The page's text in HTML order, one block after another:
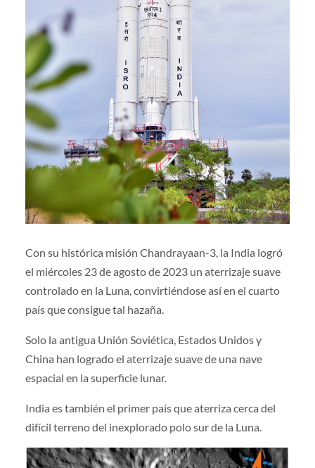
Con su histórica misión Chandrayaan-3, la India logró
el miércoles 23 de agosto de 2023 un aterrizaje suave
controlado en la Luna, convirtiéndose así en el cuarto
país que consigue tal hazaña.
Solo la antigua Unión Soviética, Estados Unidos y
China han logrado el aterrizaje suave de una nave
espacial en la superficie lunar.
India es también el primer país que aterriza cerca del
difícil terreno del inexplorado polo sur de la Luna.